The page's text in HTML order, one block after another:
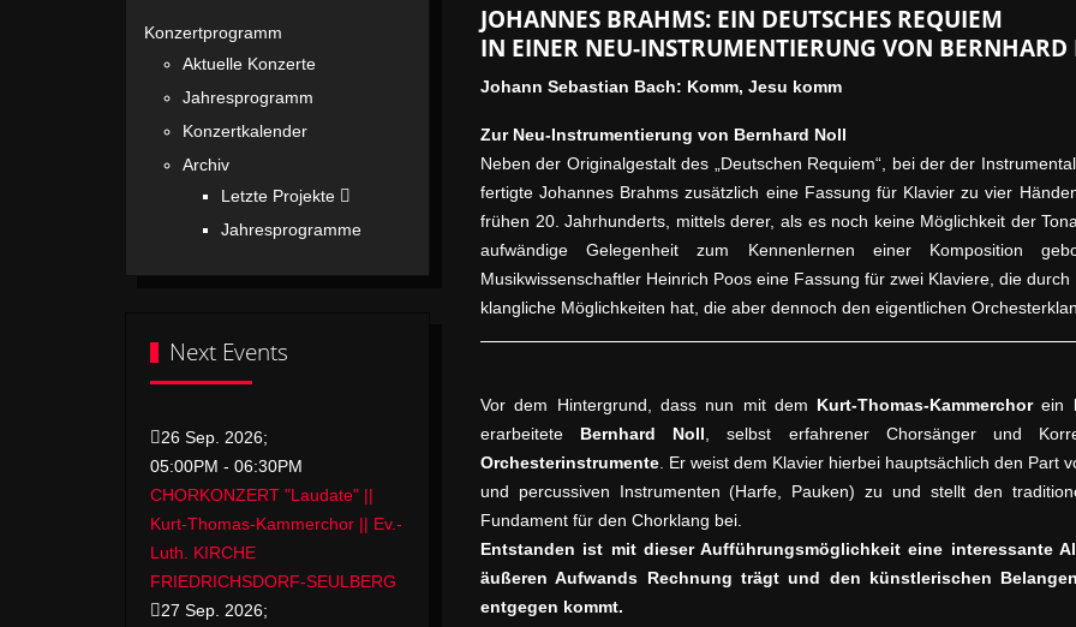
Konzertprogramm
Aktuelle Konzerte
Jahresprogramm
Konzertkalender
Archiv
Letzte Projekte
Jahresprogramme
Next Events
26 Sep. 2026;
05:00PM - 06:30PM
CHORKONZERT "Laudate" ||
Kurt-Thomas-Kammerchor || Ev.-
Luth. KIRCHE
FRIEDRICHSDORF-SEULBERG
27 Sep. 2026;
JOHANNES BRAHMS: EIN DEUTSCHES REQUIEM
IN EINER NEU-INSTRUMENTIERUNG VON BERNHARD
Johann Sebastian Bach: Komm, Jesu komm
Zur Neu-Instrumentierung von Bernhard Noll
Neben der Originalgestalt des „Deutschen Requiem“, bei der der
fertigte Johannes Brahms zusätzlich eine Fassung für Klavier zu vier
frühen 20. Jahrhunderts, mittels derer, als es noch keine Möglichkeit der
aufwändige Gelegenheit zum Kennenlernen einer Komposition
Musikwissenschaftler Heinrich Poos eine Fassung für zwei Klaviere, die
klangliche Möglichkeiten hat, die aber dennoch den eigentlichen
Vor dem Hintergrund, dass nun mit dem Kurt-Thomas-Kammerchorein
erarbeitete Bernhard Noll , selbst erfahrener Chorsänger und
Orchesterinstrumente . Er weist dem Klavier hierbei hauptsächlich den
und percussiven Instrumenten (Harfe, Pauken) zu und stellt den
Fundament für den Chorklang bei.
Entstanden ist mit dieser Aufführungsmöglichkeit eine interessante
äußeren Aufwands Rechnung trägt und den künstlerischen
entgegen kommt.